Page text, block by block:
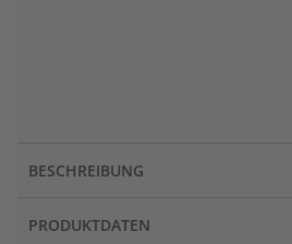
BESCHREIBUNG
PRODUKTDATEN